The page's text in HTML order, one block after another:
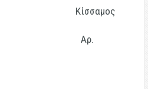
Κίσσαμος
Αρ.